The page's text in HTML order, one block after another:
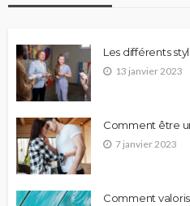
Les différents
13 janvier 2023
Comment être
7 janvier 2023
Comment